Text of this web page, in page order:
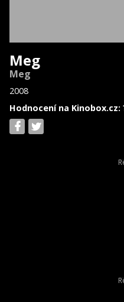
Meg
Meg
2008
Hodnocení na Kinobox.cz: